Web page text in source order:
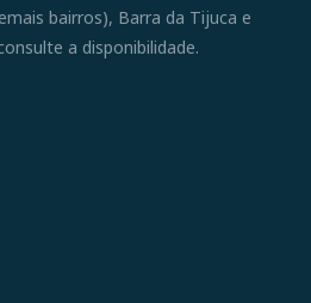
bairros), Barra da Tijuca e
a disponibilidade.